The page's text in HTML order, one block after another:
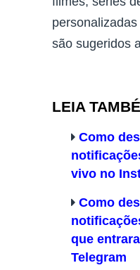
são sugeridos
LEIA
Como
vivo no
Como
que
Telegram